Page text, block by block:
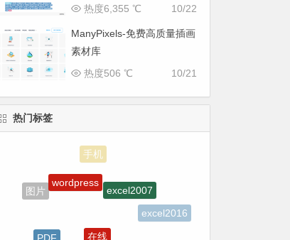
10/22
热度6,355 ℃
ManyPixels-免费高质量插画
素材库
10/21
热度506 ℃
热门标签
图片
wordpress
excel2007
excel2016
PDF